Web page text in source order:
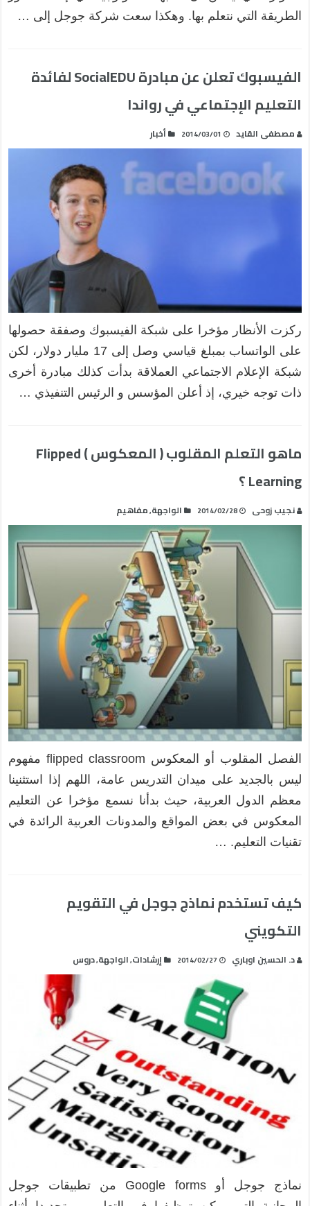
الطريقة التي نتعلم بها. وهكذا سعت شركة جوجل إلى …
الفيسبوك تعلن عن مبادرة SocialEDU لفائدة
التعليم الإجتماعي في رواندا
مصطفى القايد 2014/03/01 أخبار
ركزت الأنظار مؤخرا على شبكة الفيسبوك وصفقة حصولها
على الواتساب بمبلغ قياسي وصل إلى 17 مليار دولار، لكن
شبكة الإعلام الاجتماعي العملاقة بدأت كذلك مبادرة أخرى
ذات توجه خيري، إذ أعلن المؤسس و الرئيس التنفيذي …
ماهو التعلم المقلوب ( المعكوس ) Flipped
Learning ؟
نجيب زوحى 2014/02/28 الواجهة,مفاهيم
الفصل المقلوب أو المعكوس flipped classroom مفهوم
ليس بالجديد على ميدان التدريس عامة، اللهم إذا استثنينا
معظم الدول العربية، حيث بدأنا نسمع مؤخرا عن التعليم
المعكوس في بعض المواقع والمدونات العربية الرائدة في
تقنيات التعليم. …
كيف تستخدم نماذج جوجل في التقويم
التكويني
د. الحسين اوباري 2014/02/27 إرشادات,الواجهة,دروس
نماذج جوجل أو Google forms من تطبيقات جوجل